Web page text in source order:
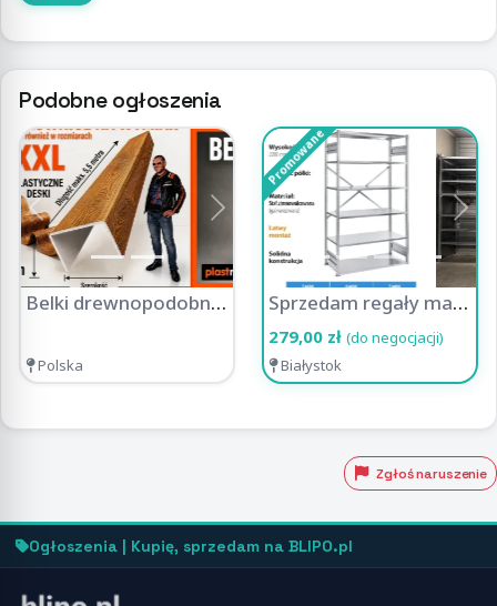
Podobne ogłoszenia
Previous Next
Belki drewnopodobne Plastmaker - dekoracja z charakterem
Polska
Promowane
Previous Next
Sprzedam regały magazynowe, metalowe od 279zł (MS REGAŁY)
279,00 zł (do negocjacji)
Białystok
Zgłoś naruszenie
Ogłoszenia | Kupię, sprzedam na BLIPO.pl